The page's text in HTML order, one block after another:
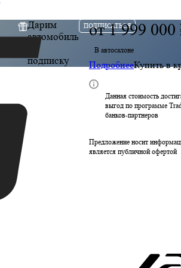
от1 999 000
В автосалоне
ПодробнееКупить в
Данная стоимость
выгод по программе
банков-партнеров
Предложение носит
является публичной офертой
Дарим
автомобиль
подписку
ПОДПИСАТЬСЯ